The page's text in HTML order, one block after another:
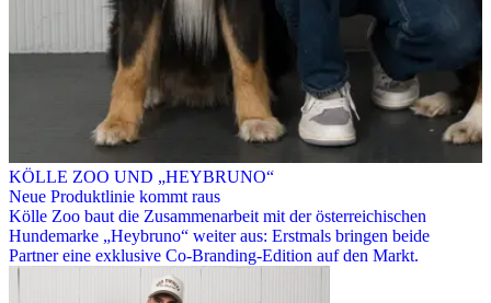
KÖLLE ZOO UND „HEYBRUNO“
Neue Produktlinie kommt raus
Kölle Zoo baut die Zusammenarbeit mit der österreichischen
Hundemarke „Heybruno“ weiter aus: Erstmals bringen beide
Partner eine exklusive Co-Branding-Edition auf den Markt.